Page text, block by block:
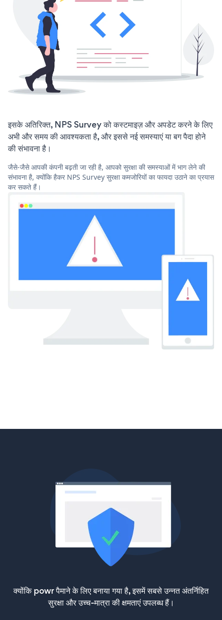
इसके अतिरिक्त, NPS Survey को कस्टमाइज़ और अपडेट करने के लिए
अभी और समय की आवश्यकता है, और इससे नई समस्याएं या बग पैदा होने
की संभावना है।
जैसे-जैसे आपकी कंपनी बढ़ती जा रही है, आपको सुरक्षा की समस्याओं में भाग लेने की
संभावना है, क्योंकि हैकर NPS Survey सुरक्षा कमजोरियों का फायदा उठाने का प्रयास
कर सकते हैं।
क्योंकि powr पैमाने के लिए बनाया गया है, इसमें सबसे उन्नत अंतर्निहित
सुरक्षा और उच्च-मात्रा की क्षमताएं उपलब्ध हैं।